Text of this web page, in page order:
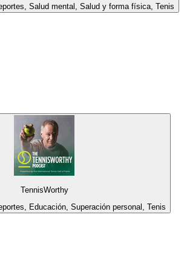
Salud mental, Salud y forma física, Tenis
TennisWorthy
Educación, Superación personal, Tenis